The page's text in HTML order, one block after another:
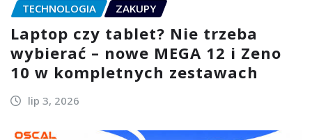
TECHNOLOGIA ZAKUPY
Laptop czy tablet? Nie trzeba
wybierać – nowe MEGA 12 i Zeno
10 w kompletnych zestawach
lip 3, 2026